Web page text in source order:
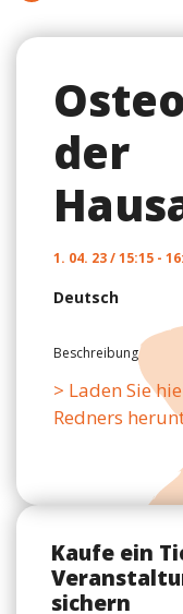
der
1. 04. 23 / 15:15 -
Deutsch
Beschreibung
> Laden Sie
Redners
Kaufe ein
sichern